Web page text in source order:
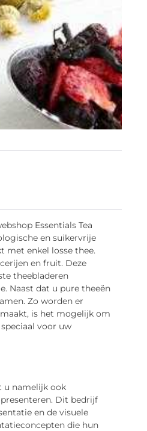
Essentials Tea
en suikervrije
met enkel losse thee.
en fruit. Deze
theebladeren
Naast dat u pure theeën
Zo worden er
is het mogelijk om
voor uw
u namelijk ook
Dit bedrijf
en de visuele
die hun